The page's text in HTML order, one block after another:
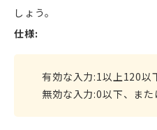
しょう。
仕様:
有効な入力:1以上120以
無効な入力:0以下、ま